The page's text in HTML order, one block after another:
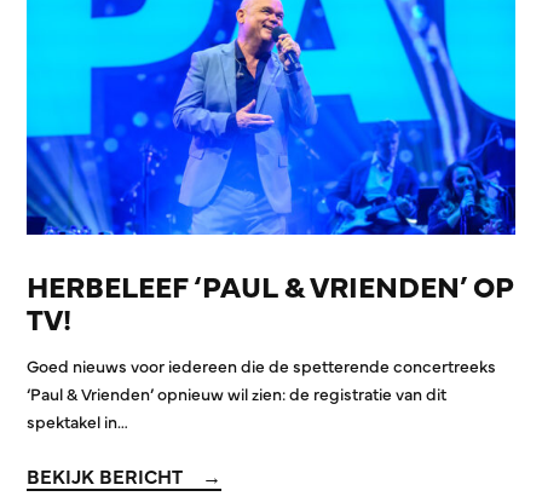
HERBELEEF ‘PAUL & VRIENDEN’ OP
TV!
Goed nieuws voor iedereen die de spetterende concertreeks
‘Paul & Vrienden’ opnieuw wil zien: de registratie van dit
spektakel in…
BEKIJK BERICHT